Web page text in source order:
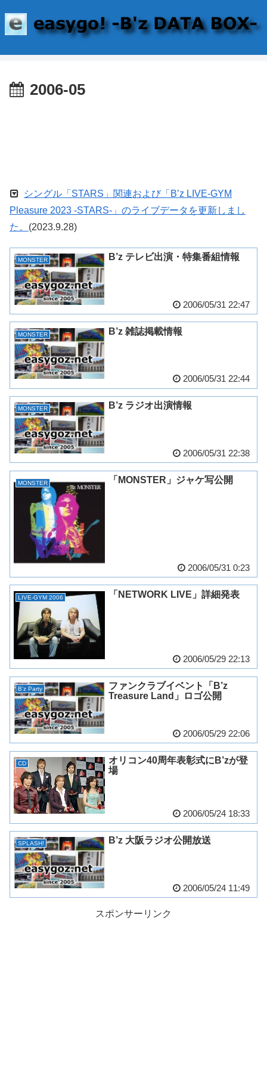
2006-05
シングル「STARS」関連および「B’z LIVE-GYM
Pleasure 2023 -STARS-」のライブデータを更新しまし
た。 (2023.9.28)
MONSTER B’z テレビ出演・特集番組情報
2006/05/31 22:47
MONSTER B’z 雑誌掲載情報
2006/05/31 22:44
MONSTER B’z ラジオ出演情報
2006/05/31 22:38
MONSTER 「MONSTER」ジャケ写公開
2006/05/31 0:23
LIVE-GYM 2006 「NETWORK LIVE」詳細発表
2006/05/29 22:13
B'z Party
ファンクラブイベント「B’z
Treasure Land」ロゴ公開
2006/05/29 22:06
CD
オリコン40周年表彰式にB’zが登
場
2006/05/24 18:33
SPLASH! B’z 大阪ラジオ公開放送
2006/05/24 11:49
スポンサーリンク